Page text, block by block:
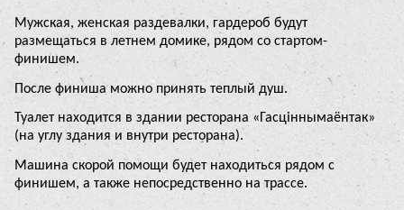
Мужская, женская раздевалки, гардероб будут
размещаться в летнем домике, рядом со стартом-
финишем.
После финиша можно принять теплый душ.
Туалет находится в здании ресторана «Гасцiннымаёнтак»
(на углу здания и внутри ресторана).
Машина скорой помощи будет находиться рядом с
финишем, а также непосредственно на трассе.